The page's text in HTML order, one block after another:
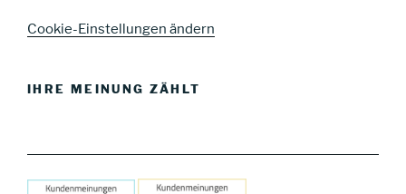
Cookie-Einstellungen ändern
IHRE MEINUNG ZÄHLT